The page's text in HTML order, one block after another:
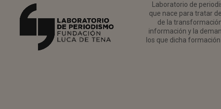
Laboratorio de
que nace para tratar
de la
información y la
los que dicha